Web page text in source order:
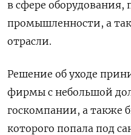
в сфере оборудования,
промышленности, а
отрасли.
Решение об уходе
фирмы с небольшой
госкомпании, а также
которого попала под